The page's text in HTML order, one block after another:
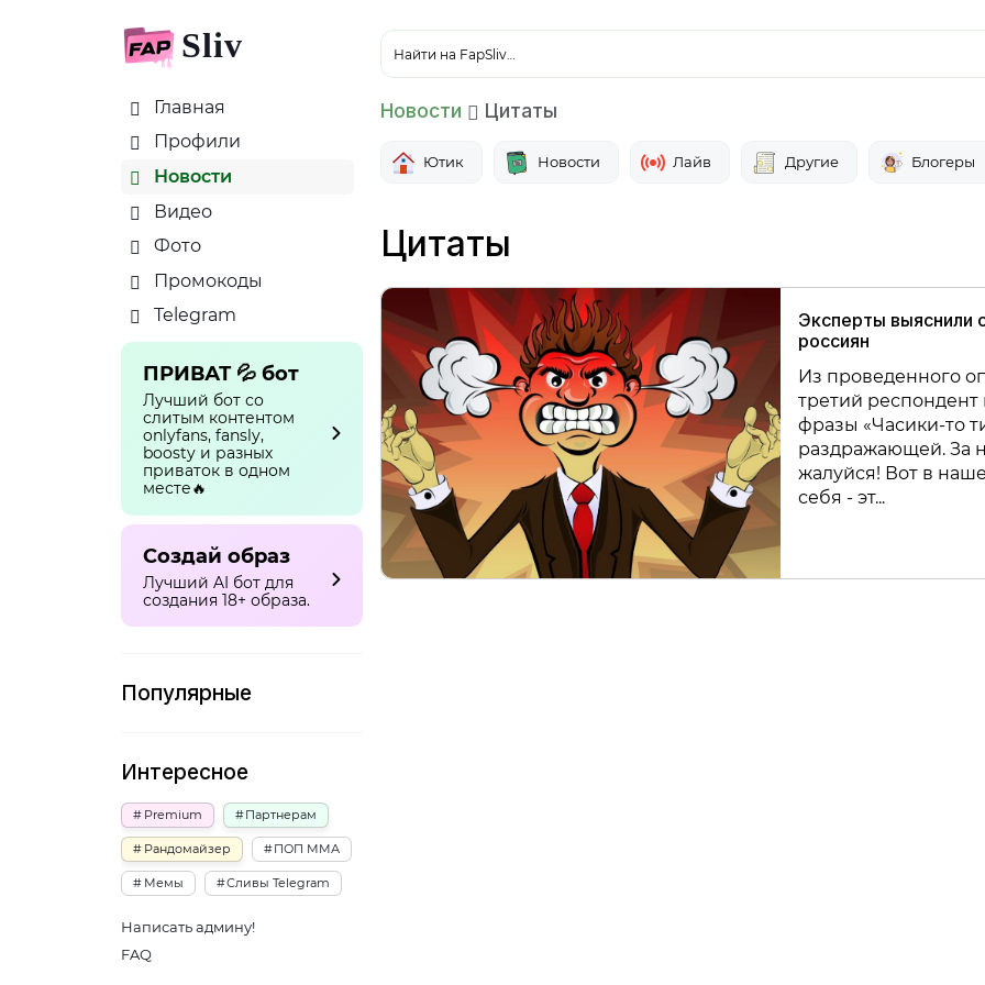
Sliv
Главная
Профили
Новости
Видео
Фото
Промокоды
Telegram
ПРИВАТ 💦 бот
Лучший бот со
слитым контентом
onlyfans, fansly,
boosty и разных
приваток в одном
месте🔥
Создай образ
Лучший AI бот для
создания 18+ образа.
Популярные
Интересное
Premium Партнерам
Рандомайзер ПОП ММА
Мемы Сливы Telegram
Написать админу!
FAQ
Найти на FapSliv…
Новости Цитаты
Ютик Новости Лайв Другие Блогеры
Цитаты
Эксперты
россиян
Из проведенного
третий
фразы «Часики-то
раздражающей. За
жалуйся! Вот в наше
себя - эт...